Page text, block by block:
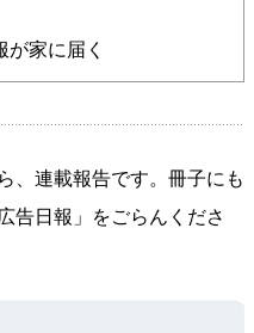
家に届く
、連載報告です。冊子にも
告日報」をごらんくださ